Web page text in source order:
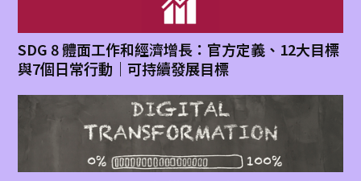
SDG 8 體面工作和經濟增長：官方定義、12大目標
與7個日常行動｜可持續發展目標